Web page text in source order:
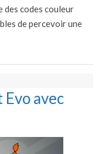
des codes couleur
de percevoir une
avec